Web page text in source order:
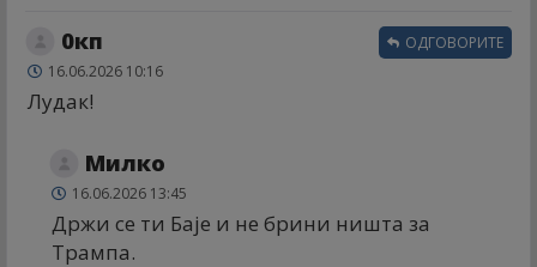
0кп
16.06.2026 10:16
Лудак!
ОДГОВОРИТЕ
Милко
16.06.2026 13:45
Држи се ти Баје и не брини ништа за
Трампа.